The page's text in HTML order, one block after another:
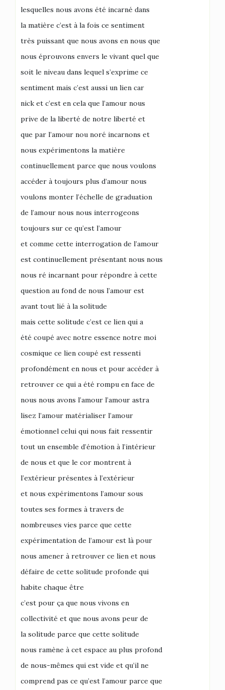
lesquelles nous avons été incarné dans
la matière c’est à la fois ce sentiment
très puissant que nous avons en nous que
nous éprouvons envers le vivant quel que
soit le niveau dans lequel s’exprime ce
sentiment mais c’est aussi un lien car
nick et c’est en cela que l’amour nous
prive de la liberté de notre liberté et
que par l’amour nou noré incarnons et
nous expérimentons la matière
continuellement parce que nous voulons
accéder à toujours plus d’amour nous
voulons monter l’échelle de graduation
de l’amour nous nous interrogeons
toujours sur ce qu’est l’amour
et comme cette interrogation de l’amour
est continuellement présentant nous nous
nous ré incarnant pour répondre à cette
question au fond de nous l’amour est
avant tout lié à la solitude
mais cette solitude c’est ce lien qui a
été coupé avec notre essence notre moi
cosmique ce lien coupé est ressenti
profondément en nous et pour accéder à
retrouver ce qui a été rompu en face de
nous nous avons l’amour l’amour astra
lisez l’amour matérialiser l’amour
émotionnel celui qui nous fait ressentir
tout un ensemble d’émotion à l’intérieur
de nous et que le cor montrent à
l’extérieur présentes à l’extérieur
et nous expérimentons l’amour sous
toutes ses formes à travers de
nombreuses vies parce que cette
expérimentation de l’amour est là pour
nous amener à retrouver ce lien et nous
défaire de cette solitude profonde qui
habite chaque être
c’est pour ça que nous vivons en
collectivité et que nous avons peur de
la solitude parce que cette solitude
nous ramène à cet espace au plus profond
de nous-mêmes qui est vide et qu’il ne
comprend pas ce qu’est l’amour parce que